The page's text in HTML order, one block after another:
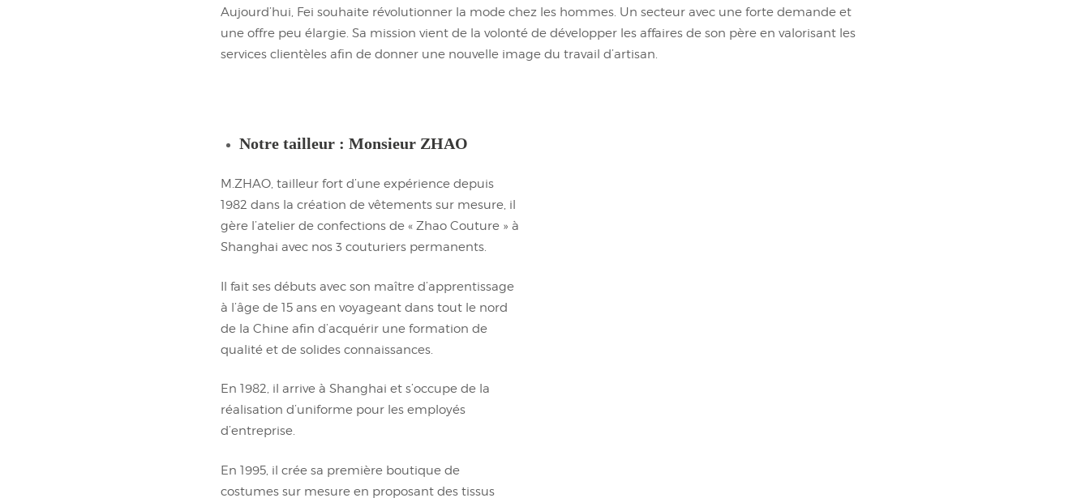
Aujourd’hui, Fei souhaite révolutionner la mode chez les hommes. Un secteur avec une forte demande et
une offre peu élargie. Sa mission vient de la volonté de développer les affaires de son père en valorisant les
services clientèles afin de donner une nouvelle image du travail d’artisan.
Notre tailleur : Monsieur ZHAO
M.ZHAO, tailleur fort d’une expérience depuis
1982 dans la création de vêtements sur mesure, il
gère l’atelier de confections de « Zhao Couture » à
Shanghai avec nos 3 couturiers permanents.
Il fait ses débuts avec son maître d’apprentissage
à l’âge de 15 ans en voyageant dans tout le nord
de la Chine afin d’acquérir une formation de
qualité et de solides connaissances.
En 1982, il arrive à Shanghai et s’occupe de la
réalisation d’uniforme pour les employés
d’entreprise.
En 1995, il crée sa première boutique de
costumes sur mesure en proposant des tissus